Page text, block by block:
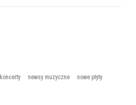
koncerty newsy muzyczne
nowe płyty